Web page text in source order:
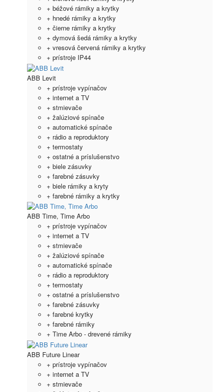
+ béžové rámiky a krytky
+ hnedé rámiky a krytky
+ čierne rámiky a krytky
+ dymová šedá rámiky a krytky
+ vresová červená rámiky a krytky
+ prístroje IP44
ABB Levit
+ prístroje vypínačov
+ internet a TV
+ stmievače
+ žalúziové spínače
+ automatické spínače
+ rádio a reproduktory
+ termostaty
+ ostatné a príslušenstvo
+ biele zásuvky
+ farebné zásuvky
+ biele rámiky a kryty
+ farebné rámiky a krytky
ABB Time, Time Arbo
+ prístroje vypínačov
+ internet a TV
+ stmievače
+ žalúziové spínače
+ automatické spínače
+ rádio a reproduktory
+ termostaty
+ ostatné a príslušenstvo
+ farebné zásuvky
+ farebné krytky
+ farebné rámiky
+ Time Arbo - drevené rámiky
ABB Future Linear
+ prístroje vypínačov
+ internet a TV
+ stmievače